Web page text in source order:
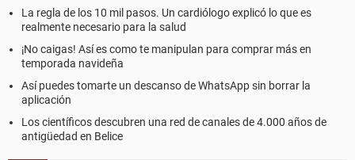
La regla de los 10 mil pasos. Un cardiólogo explicó lo que es
realmente necesario para la salud
¡No caigas! Así es como te manipulan para comprar más en
temporada navideña
Así puedes tomarte un descanso de WhatsApp sin borrar la
aplicación
Los científicos descubren una red de canales de 4.000 años de
antigüedad en Belice